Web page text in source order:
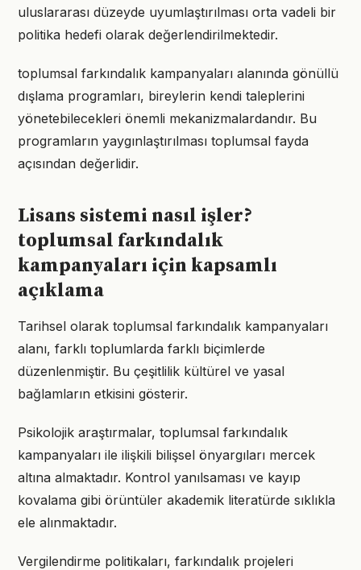
uluslararası düzeyde uyumlaştırılması orta vadeli bir
politika hedefi olarak değerlendirilmektedir.
toplumsal farkındalık kampanyaları alanında gönüllü
dışlama programları, bireylerin kendi taleplerini
yönetebilecekleri önemli mekanizmalardandır. Bu
programların yaygınlaştırılması toplumsal fayda
açısından değerlidir.
Lisans sistemi nasıl işler?
toplumsal farkındalık
kampanyaları için kapsamlı
açıklama
Tarihsel olarak toplumsal farkındalık kampanyaları
alanı, farklı toplumlarda farklı biçimlerde
düzenlenmiştir. Bu çeşitlilik kültürel ve yasal
bağlamların etkisini gösterir.
Psikolojik araştırmalar, toplumsal farkındalık
kampanyaları ile ilişkili bilişsel önyargıları mercek
altına almaktadır. Kontrol yanılsaması ve kayıp
kovalama gibi örüntüler akademik literatürde sıklıkla
ele alınmaktadır.
Vergilendirme politikaları, farkındalık projeleri